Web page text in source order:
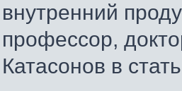
внутренний
профессор,
Катасонов в